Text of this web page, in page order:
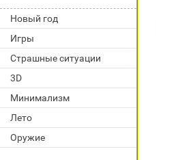
Новый год
Игры
Страшные ситуации
3D
Минимализм
Лето
Оружие